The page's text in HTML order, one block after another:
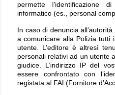
permette l’identificazione
informatico (es., personal
In caso di denuncia
a comunicare alla Polizia tutti
utente. L’editore è altresì
personali relativi ad un utente
giudice. L’indirizzo IP del
essere confrontato con
registata al FAI (Fornitore